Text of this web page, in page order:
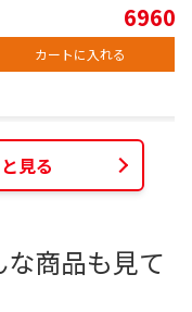
6960
カートに入れる
見る
商品も見て